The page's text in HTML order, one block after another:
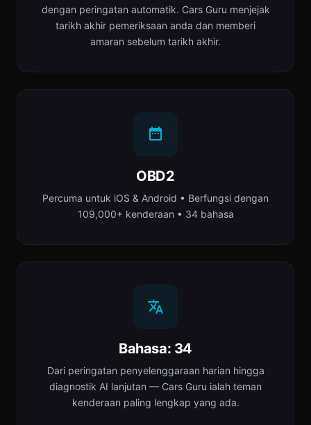
dengan peringatan automatik. Cars Guru menjejak
tarikh akhir pemeriksaan anda dan memberi
amaran sebelum tarikh akhir.
OBD2
Percuma untuk iOS & Android • Berfungsi dengan
109,000+ kenderaan • 34 bahasa
Bahasa: 34
Dari peringatan penyelenggaraan harian hingga
diagnostik AI lanjutan — Cars Guru ialah teman
kenderaan paling lengkap yang ada.